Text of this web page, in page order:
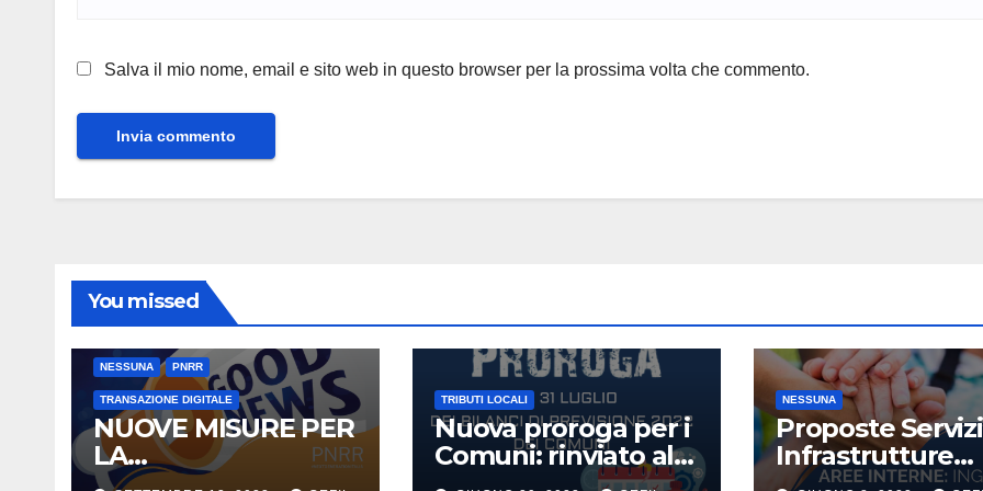
Salva il mio nome, email e sito web in questo browser per la prossima volta che commento.
You missed
NESSUNA PNRR
TRANSAZIONE DIGITALE
NUOVE MISURE PER
LA
DIGITALIZZAZIONE
TRIBUTI LOCALI
Nuova proroga per i
Comuni: rinviato al
31 luglio il termine di
NESSUNA
Proposte
Infrastrutture
Sociali del